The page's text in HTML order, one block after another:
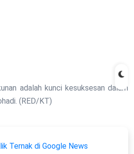
adalah kunci kesuksesan dalam
(RED/KT)
Ternak di Google News